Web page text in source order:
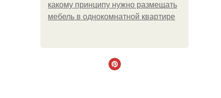
какому принципу нужно размещать
мебель в однокомнатной квартире